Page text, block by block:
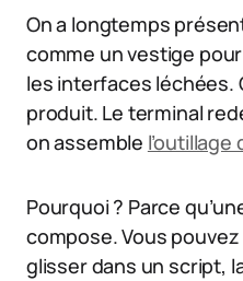
On a longtemps
comme un vestige
les interfaces léchées.
produit. Le terminal
on assemble l’outillage
Pourquoi ? Parce
compose. Vous
glisser dans un script,